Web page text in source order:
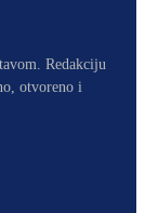
Redakciju
otvoreno i